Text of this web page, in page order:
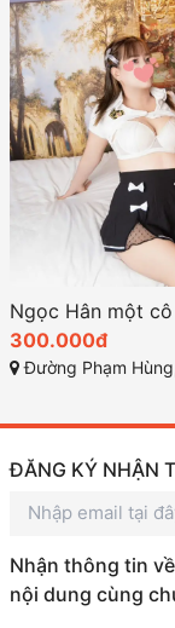
300.000đ
Đường Phạm Hùng, Vĩnh Lạc,
ĐĂNG KÝ NHẬN
Nhận thông tin
nội dung cùng